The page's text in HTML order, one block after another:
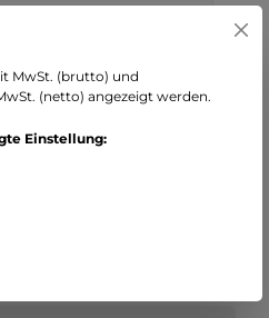
DHL
einem abgeflachten, harten
eine runde Auflagefläche
MwSt. (brutto) und
(netto) angezeigt werden.
Einstellung: